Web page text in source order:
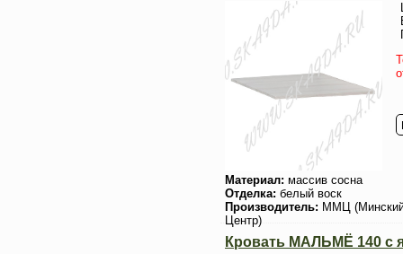
Материал: массив сосна
Отделка: белый воск
Производитель: ММЦ
Центр)
Кровать МАЛЬМЁ 140 с